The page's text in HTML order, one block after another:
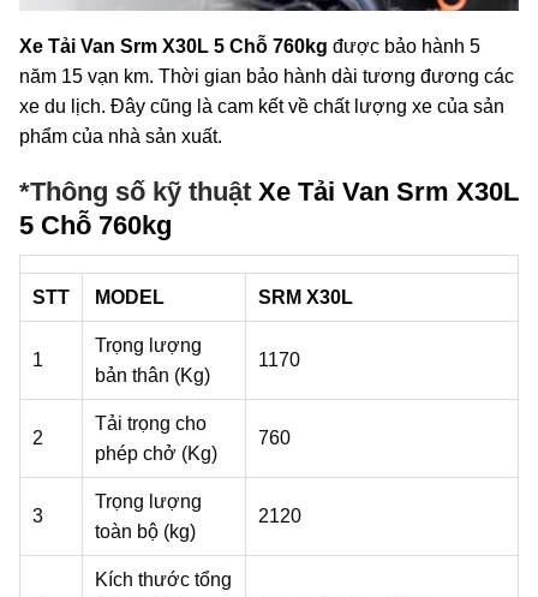
Xe Tải Van Srm X30L 5 Chỗ 760kg được bảo hành 5
năm 15 vạn km. Thời gian bảo hành dài tương đương các
xe du lịch. Đây cũng là cam kết về chất lượng xe của sản
phẩm của nhà sản xuất.
*Thông số kỹ thuật Xe Tải Van Srm X30L
5 Chỗ 760kg
STT MODEL SRM X30L
1
Trọng lượng
bản thân (Kg)
1170
2
Tải trọng cho
phép chở (Kg)
760
3
Trọng lượng
toàn bộ (kg)
2120
Kích thước tổng